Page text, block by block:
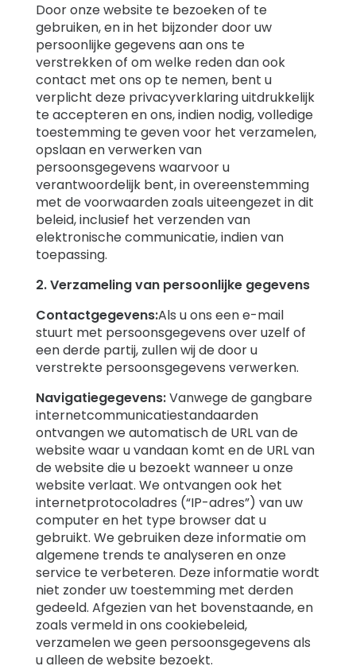
Door onze website te bezoeken of te
gebruiken, en in het bijzonder door uw
persoonlijke gegevens aan ons te
verstrekken of om welke reden dan ook
contact met ons op te nemen, bent u
verplicht deze privacyverklaring uitdrukkelijk
te accepteren en ons, indien nodig, volledige
toestemming te geven voor het verzamelen,
opslaan en verwerken van
persoonsgegevens waarvoor u
verantwoordelijk bent, in overeenstemming
met de voorwaarden zoals uiteengezet in dit
beleid, inclusief het verzenden van
elektronische communicatie, indien van
toepassing.
2. Verzameling van persoonlijke gegevens
Contactgegevens:Als u ons een e-mail
stuurt met persoonsgegevens over uzelf of
een derde partij, zullen wij de door u
verstrekte persoonsgegevens verwerken.
Navigatiegegevens:Vanwege de gangbare
internetcommunicatiestandaarden
ontvangen we automatisch de URL van de
website waar u vandaan komt en de URL van
de website die u bezoekt wanneer u onze
website verlaat. We ontvangen ook het
internetprotocoladres (“IP-adres”) van uw
computer en het type browser dat u
gebruikt. We gebruiken deze informatie om
algemene trends te analyseren en onze
service te verbeteren. Deze informatie wordt
niet zonder uw toestemming met derden
gedeeld. Afgezien van het bovenstaande, en
zoals vermeld in ons cookiebeleid,
verzamelen we geen persoonsgegevens als
u alleen de website bezoekt.